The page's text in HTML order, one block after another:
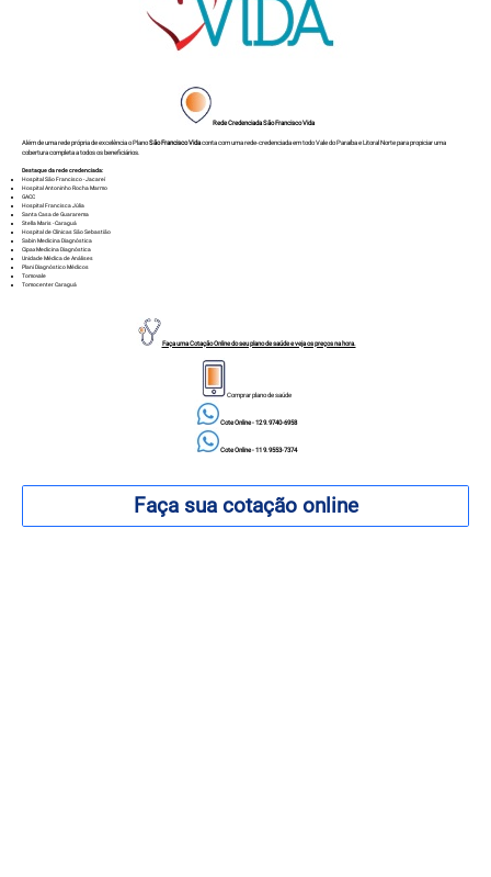
Rede Credenciada São Francisco Vida
Além de uma rede própria de excelência o PlanoSão Francisco Vidaconta com uma rede-credenciada em todo Vale do Paraíba e Litoral Norte para propiciar uma
cobertura completa a todos os beneficiários.
Destaque da rede credenciada:
Hospital São Francisco - Jacareí
Hospital Antoninho Rocha Marmo
GACC
Hospital Francisca Júlia
Santa Casa de Guararema
Stella Maris - Caraguá
Hospital de Clínicas São Sebastião
Sabin Medicina Diagnóstica
Cipax Medicina Diagnóstica
Unidade Médica de Análises
Plani Diagnóstico Médicos
Tomovale
Tomocenter Caraguá
Faça uma Cotação Online do seu plano de saúde e veja os preços na hora.
Comprar plano de saúde
Cote Online - 12 9.9740-6958
Cote Online - 11 9.9553-7374
Faça sua cotação online